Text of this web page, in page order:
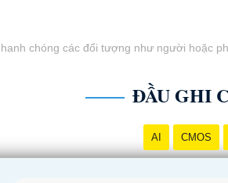
chóng các đối tượng như người hoặc
ĐẦU GHI
AI CMOS